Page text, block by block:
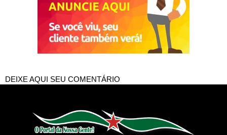
DEIXE AQUI SEU COMENTÁRIO